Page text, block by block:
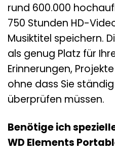
rund 600.000
750 Stunden HD-
Musiktitel speichern.
als genug Platz für
Erinnerungen,
ohne dass Sie
überprüfen müssen.
Benötige ich
WD Elements